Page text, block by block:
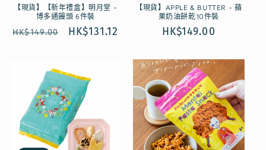
【現貨】【新年禮盒】明月堂 -
博多通饅頭 6件裝
定
HK$149.00
售
HK$131.12
【現貨】APPLE & BUTTER - 蘋
果奶油餅乾10件裝
定
HK$149.00